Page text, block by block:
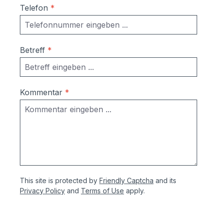
Telefon *
Betreff *
Kommentar *
This site is protected by Friendly Captcha and its
Privacy Policy and Terms of Use apply.